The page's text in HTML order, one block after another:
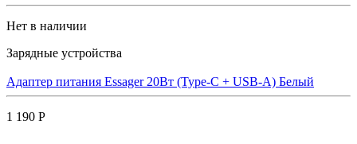
Нет в наличии
Зарядные устройства
Адаптер питания Essager 20Вт (Type-C + USB-A) Белый
1 190 Р